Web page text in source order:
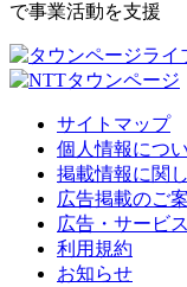
で事業活動を支援
サイトマップ
個人情報につ
掲載情報に関
広告掲載のご
広告・サービ
利用規約
お知らせ